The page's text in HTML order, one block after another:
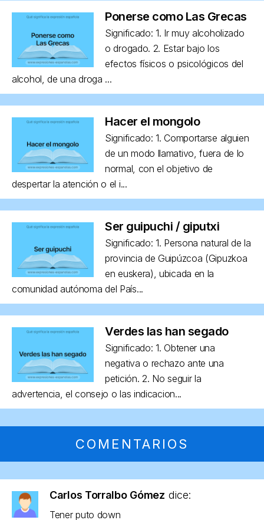
Ponerse como Las Grecas
Significado: 1. Ir muy alcoholizado
o drogado. 2. Estar bajo los
efectos físicos o psicológicos del
alcohol, de una droga ...
Hacer el mongolo
Significado: 1. Comportarse alguien
de un modo llamativo, fuera de lo
normal, con el objetivo de
despertar la atención o el i...
Ser guipuchi / giputxi
Significado: 1. Persona natural de la
provincia de Guipúzcoa (Gipuzkoa
en euskera), ubicada en la
comunidad autónoma del País...
Verdes las han segado
Significado: 1. Obtener una
negativa o rechazo ante una
petición. 2. No seguir la
advertencia, el consejo o las indicacion...
COMENTARIOS
Carlos Torralbo Gómez dice:
Tener puto down